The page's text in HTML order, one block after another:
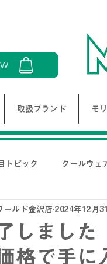
取扱ブランド モ
トピック クールウェ
ィース新着情報 Bigワ
ースフェイス-
しました
格で手に
ールド金沢店 2024年12月